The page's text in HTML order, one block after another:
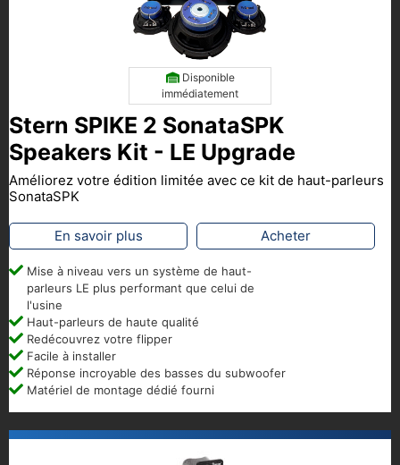
Disponible
immédiatement
Stern SPIKE 2 SonataSPK
Speakers Kit - LE Upgrade
Améliorez votre édition limitée avec ce kit de haut-parleurs
SonataSPK
En savoir plus Acheter
Mise à niveau vers un système de haut-
parleurs LE plus performant que celui de
l'usine
Haut-parleurs de haute qualité
Redécouvrez votre flipper
Facile à installer
Réponse incroyable des basses du subwoofer
Matériel de montage dédié fourni